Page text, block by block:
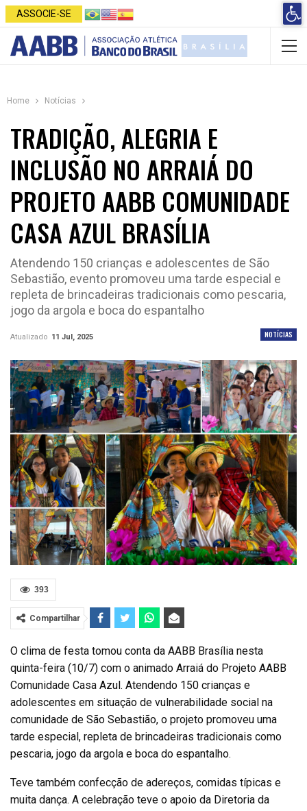
ASSOCIE-SE
Home Notícias
TRADIÇÃO, ALEGRIA E
INCLUSÃO NO ARRAIÁ DO
PROJETO AABB COMUNIDADE
CASA AZUL BRASÍLIA
Atendendo 150 crianças e adolescentes de São
Sebastião, evento promoveu uma tarde especial e
repleta de brincadeiras tradicionais como pescaria,
jogo da argola e boca do espantalho
NOTÍCIAS
Atualizado 11 Jul, 2025
393
Compartilhar
O clima de festa tomou conta da AABB Brasília nesta
quinta-feira (10/7) com o animado Arraiá do Projeto AABB
Comunidade Casa Azul. Atendendo 150 crianças e
adolescentes em situação de vulnerabilidade social na
comunidade de São Sebastião, o projeto promoveu uma
tarde especial, repleta de brincadeiras tradicionais como
pescaria, jogo da argola e boca do espantalho.
Teve também confecção de adereços, comidas típicas e
muita dança. A celebração teve o apoio da Diretoria da